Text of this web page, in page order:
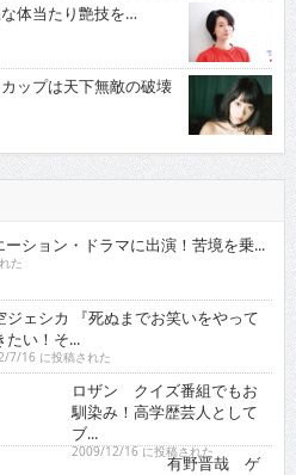
体当たり艶技を…
ップは天下無敵の破壊
ション・ドラマに出演！苦境を乗...
た
ぬまでお笑いをやっていきたい！そ...
た
でもお馴染み！高学歴芸人として
晋哉 ゲーム・アニメ・漫画・アイド